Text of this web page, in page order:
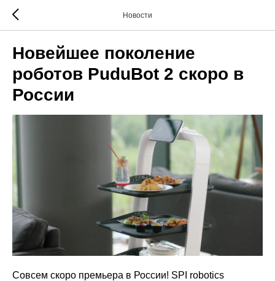
Новости
Новейшее поколение
роботов PuduBot 2 скоро в
России
Совсем скоро премьера в России! SPI robotics